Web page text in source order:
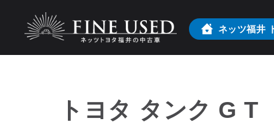
ネッツ福井
トヨタ タンク G T